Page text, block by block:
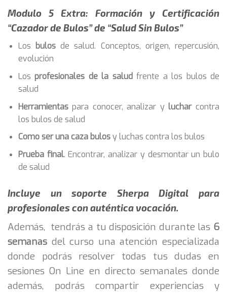
Modulo 5 Extra: Formación y Certificación
“Cazador de Bulos” de “Salud Sin Bulos”
Los bulos de salud. Conceptos, origen, repercusión,
evolución
Losprofesionales de la salud frente a los bulos de
salud
Herramientaspara conocer, analizar ylucharcontra
los bulos de salud
Como ser una caza bulosy luchas contra los bulos
Prueba final. Encontrar, analizar y desmontar un bulo
de salud
Incluye unsoporte Sherpa Digital para
profesionalescon auténtica vocación.
Además, tendrás a tu disposición durante las 6
semanas del curso una atención especializada
donde podrás resolver todas tus dudas en
sesiones On Line en directo semanales donde
además, podrás compartir experiencias y